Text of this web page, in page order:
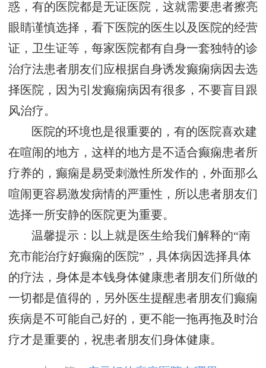
惑，有的医院都是无证医院，这就需要患者擦亮
眼睛谨慎选择，看下医院的医生以及医院的经营
证，卫生证等，每家医院都有自身一套独特的诊
治疗法患者朋友们应根据自身诱发癫痫病因去选
择医院，因为引发癫痫病因有很多，不要盲目跟
风治疗。
医院的环境也是很重要的，有的医院喜欢建
在喧闹的地方，这样的地方是不适合癫痫患者所
疗养的，癫痫是易受刺激性所发作的，外面那么
喧闹更容易激发病情的严重性，所以患者朋友们
选择一所安静的医院更为重要。
温馨提示：以上就是医生给我们解释的“南
充市能治疗好癫痫的医院”，具体病因选择具体
的疗法，身体是本钱身体健康患者朋友们所做的
一切都是值得的，另外医生提醒患者朋友们癫痫
疾病是不可能自己好的，更不能一拖再拖及时治
疗才是重要的，祝患者朋友们身体健康。